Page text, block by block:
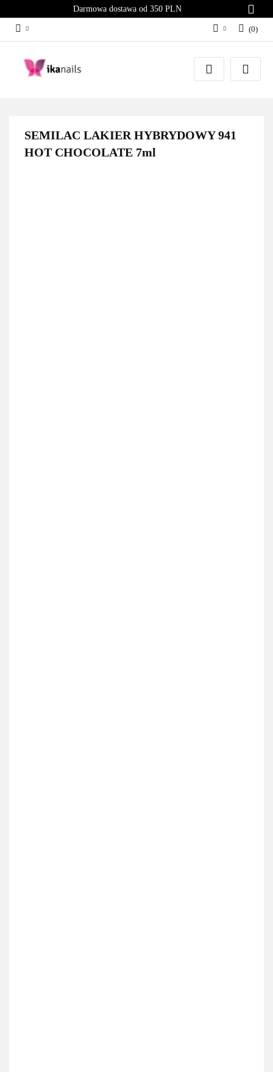
Darmowa dostawa od 350 PLN
Zaloguj się
Załóż konto
(0)
SEMILAC LAKIER HYBRYDOWY 941
HOT CHOCOLATE 7ml